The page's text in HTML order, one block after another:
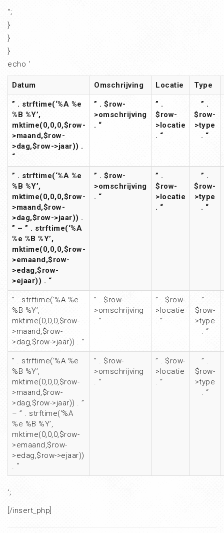
“;
}
}
}
echo ‘
Datum Omschrijving Locatie Type
” . strftime(‘%A %e
%B %Y’,
mktime(0,0,0,$row-
>maand,$row-
>dag,$row->jaar)) .
“
” . $row-
>omschrijving
. “
” .
$row-
>locatie
. “
” .
$row-
>type
. “
” . strftime(‘%A %e
%B %Y’,
mktime(0,0,0,$row-
>maand,$row-
>dag,$row->jaar)) .
” – ” . strftime(‘%A
%e %B %Y’,
mktime(0,0,0,$row-
>emaand,$row-
>edag,$row-
>ejaar)) . “
” . $row-
>omschrijving
. “
” .
$row-
>locatie
. “
” .
$row-
>type
. “
” . strftime(‘%A %e
%B %Y’,
mktime(0,0,0,$row-
>maand,$row-
>dag,$row->jaar)) . “
” . $row-
>omschrijving
. “
” . $row-
>locatie
. “
” .
$row-
>type
. “
” . strftime(‘%A %e
%B %Y’,
mktime(0,0,0,$row-
>maand,$row-
>dag,$row->jaar)) . ”
– ” . strftime(‘%A
%e %B %Y’,
mktime(0,0,0,$row-
>emaand,$row-
>edag,$row->ejaar))
. “
” . $row-
>omschrijving
. “
” . $row-
>locatie
. “
” .
$row-
>type
. “
‘;
[/insert_php]